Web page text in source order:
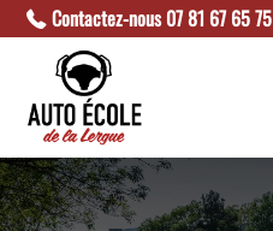
Contactez-nous07 81 67 65 75
Accueil